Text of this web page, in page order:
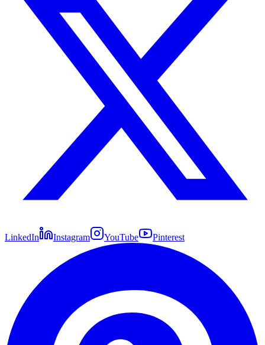
LinkedIn Instagram YouTube Pinterest